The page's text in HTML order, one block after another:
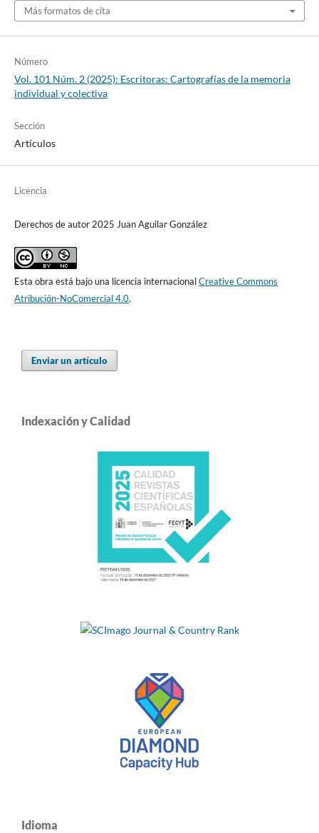
Más formatos de cita
Número
Vol. 101 Núm. 2 (2025): Escritoras: Cartografías de la memoria
individual y colectiva
Sección
Artículos
Licencia
Derechos de autor 2025 Juan Aguilar González
Esta obra está bajo una licencia internacionalCreative Commons
Atribución-NoComercial 4.0.
Enviar un artículo
Indexación y Calidad
Idioma